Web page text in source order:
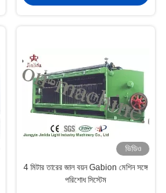
ভিডিও
4 মিটার তারের জাল বয়ন Gabion মেশিন সঙ্গে
পরিশোধ সিস্টেম